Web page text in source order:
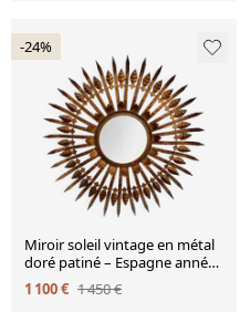
-24%
Miroir soleil vintage en métal
doré patiné – Espagne années
50 / 60
1 100 € 1 450 €